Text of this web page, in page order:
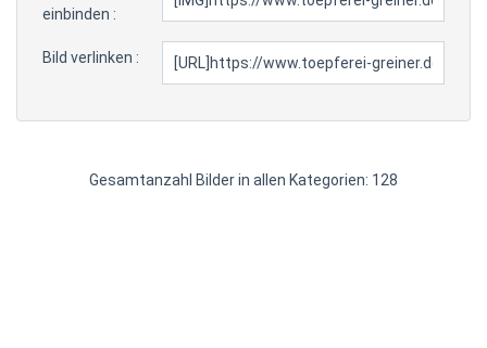
einbinden :
Bild verlinken :
Gesamtanzahl Bilder in allen Kategorien: 128